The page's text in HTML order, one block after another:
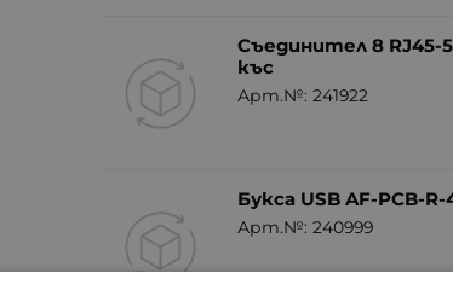
Съединител 8 RJ45-
къс
Арт.№: 241922
Букса USB AF-PCB-R-
Арт.№: 240999